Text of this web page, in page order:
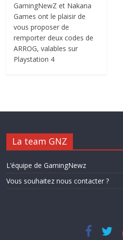
GamingNewZ et Nakana
Games ont le plaisir de
vous proposer de
remporter deux codes de
ARROG, valables sur
Playstation 4
La team GNZ
L’équipe de GamingNewz
Vous souhaitez nous contacter ?